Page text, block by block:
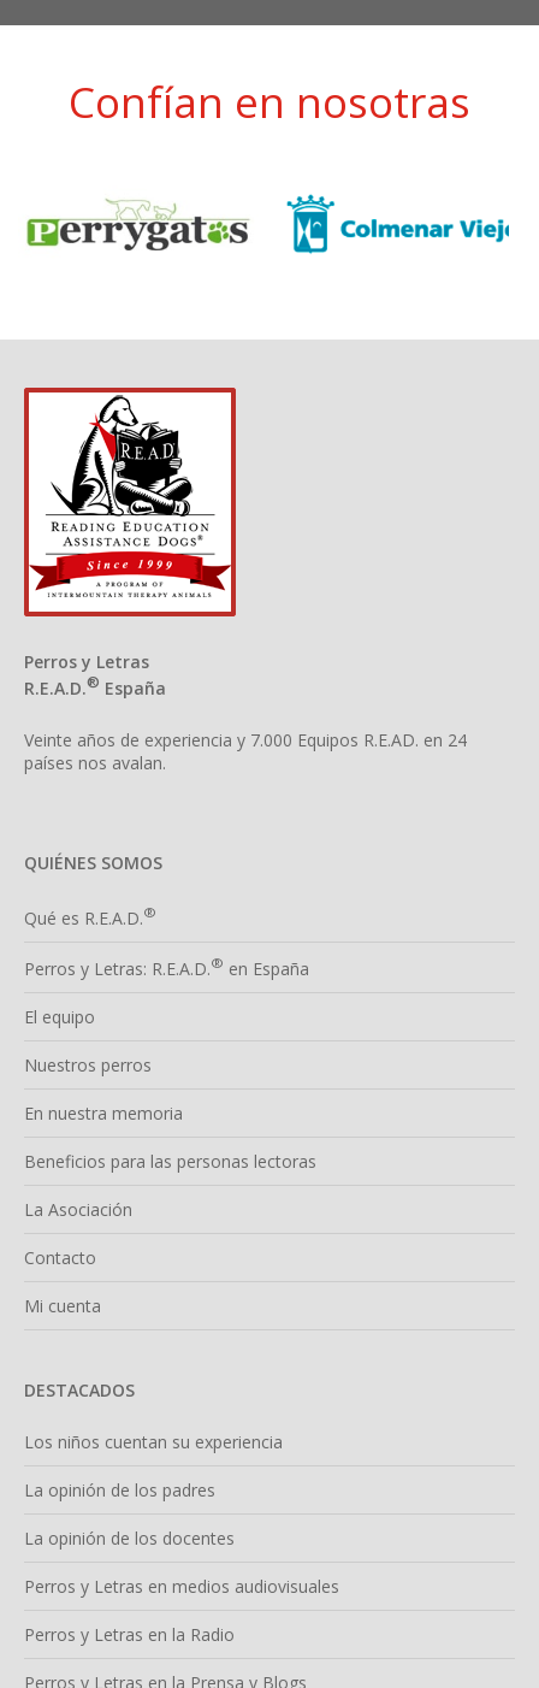
Confían en nosotras
Perros y Letras
R.E.A.D.® España
Veinte años de experiencia y 7.000 Equipos R.E.AD. en 24
países nos avalan.
QUIÉNES SOMOS
Qué es R.E.A.D.®
Perros y Letras: R.E.A.D.® en España
El equipo
Nuestros perros
En nuestra memoria
Beneficios para las personas lectoras
La Asociación
Contacto
Mi cuenta
DESTACADOS
Los niños cuentan su experiencia
La opinión de los padres
La opinión de los docentes
Perros y Letras en medios audiovisuales
Perros y Letras en la Radio
Perros y Letras en la Prensa y Blogs